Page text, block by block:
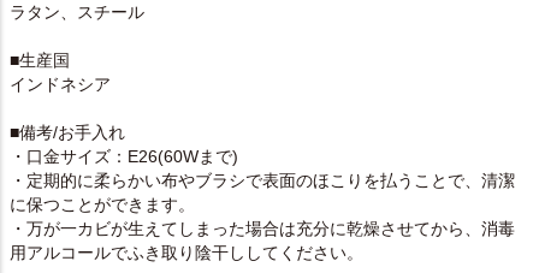
ラタン、スチール
■生産国
インドネシア
■備考/お手入れ
・口金サイズ：E26(60Wまで)
・定期的に柔らかい布やブラシで表面のほこりを払うことで、清潔
に保つことができます。
・万が一カビが生えてしまった場合は充分に乾燥させてから、消毒
用アルコールでふき取り陰干ししてください。